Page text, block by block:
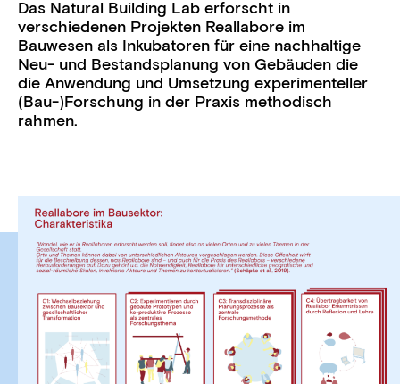
Das Natural Building Lab erforscht in
verschiedenen Projekten Reallabore im
Bauwesen als Inkubatoren für eine nachhaltige
Neu- und Bestandsplanung von Gebäuden die
die Anwendung und Umsetzung experimenteller
(Bau-)Forschung in der Praxis methodisch
rahmen.